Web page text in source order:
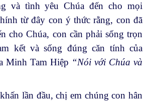
và tình yêu Chúa đến cho mọi
từ đây con ý thức rằng, con đã
cho Chúa, con cần phải sống trọn
kết và sống đúng căn tính của
Minh Tam Hiệp “Nói với Chúa và
lần đầu, chị em chúng con hân